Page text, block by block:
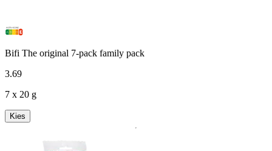
Bifi The original 7-pack family pack
3.69
7 x 20 g
Kies